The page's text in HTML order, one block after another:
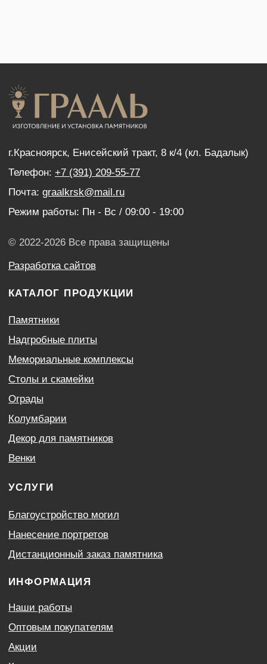
Мемориальные комплексы
Ограды
Колумбарии
Декор для памятников
УСЛУГИ
Благоустройство могил
Нанесение портретов
Наши работы
Акции
Политика конфиденциальности
данных